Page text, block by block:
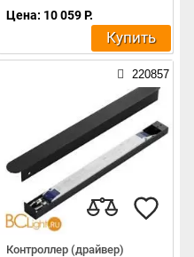
Цена: 10 059 Р.
Купить
220857
Контроллер (драйвер)